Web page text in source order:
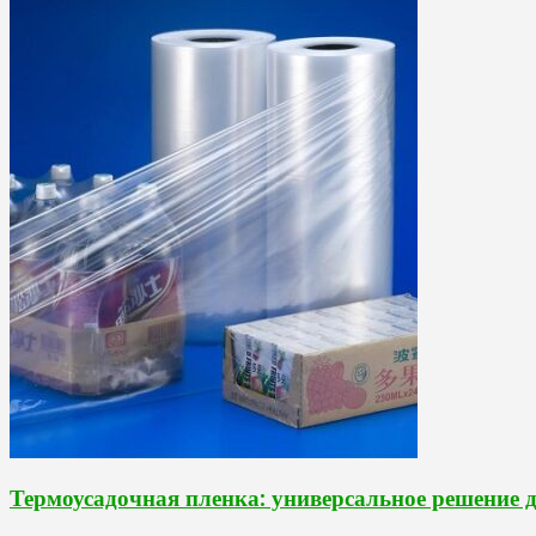
Термоусадочная пленка: универсальное